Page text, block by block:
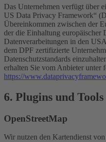
Das Unternehmen verfügt über
US Data Privacy Framework“
Übereinkommen zwischen der
der die Einhaltung europäischer
Datenverarbeitungen in den
dem DPF zertifizierte
Datenschutzstandards
erhalten Sie vom Anbieter unter
https://
6. Plugins und Tools
OpenStreetMap
Wir nutzen den Kartendienst